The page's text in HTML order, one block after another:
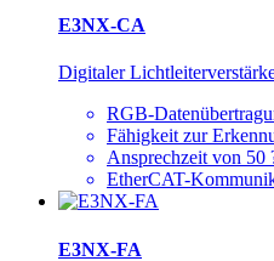
E3NX-CA
Digitaler
RGB-
Fähigkeit zur
Ansprechzeit von 50
EtherCAT-
E3NX-FA